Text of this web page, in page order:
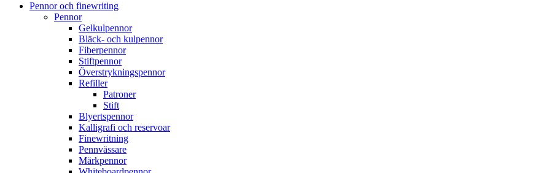
Pennor och finewriting
Pennor
Gelkulpennor
Bläck- och kulpennor
Fiberpennor
Stiftpennor
Överstrykningspennor
Refiller
Patroner
Stift
Blyertspennor
Kalligrafi och reservoar
Finewritning
Pennvässare
Märkpennor